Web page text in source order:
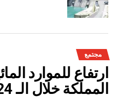
مجتمع
ارتفاع للموارد
المملكة خلال الـ 24 ساعة الماضية